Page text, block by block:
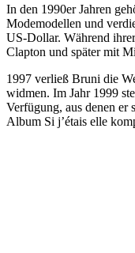
In den 1990er Jahren
Modemodellen und
US-Dollar. Während
Clapton und später mit
1997 verließ Bruni die
widmen. Im Jahr 1999
Verfügung, aus denen er
Album Si j’étais elle